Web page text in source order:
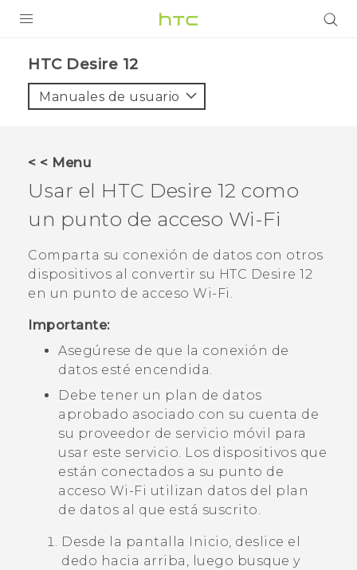
VIVE
VIVERSE
AYUDA
HTC Devices & Accessories
HTC Desire 12‎
Manuales de usuario
< < Menu
Usar el HTC Desire 12 como
un punto de acceso Wi‍-Fi
Comparta su conexión de datos con otros
dispositivos al convertir su HTC Desire 12
en un punto de acceso Wi‍-Fi .
Importante:
Asegúrese de que la conexión de
datos esté encendida.
Debe tener un plan de datos
aprobado asociado con su cuenta de
su proveedor de servicio móvil para
usar este servicio. Los dispositivos que
están conectados a su punto de
acceso Wi‍-Fi utilizan datos del plan
de datos al que está suscrito.
Desde la pantalla Inicio, deslice el
dedo hacia arriba, luego busque y